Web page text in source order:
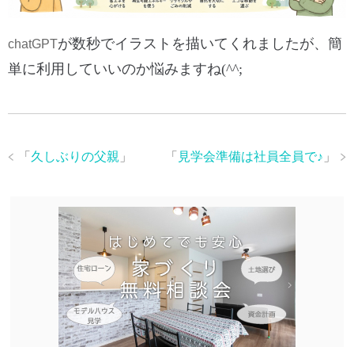
chatGPTが数秒でイラストを描いてくれましたが、簡
単に利用していいのか悩みますね(^^;
「 見学会準備は社員全員で♪ 」
「 久しぶりの父親 」